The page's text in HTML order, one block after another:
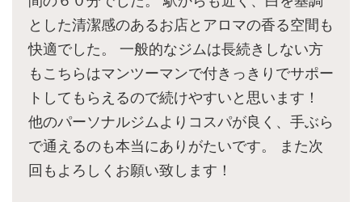
とした清潔感のあるお店とアロマの香る空間も
快適でした。 一般的なジムは長続きしない方
もこちらはマンツーマンで付きっきりでサポー
トしてもらえるので続けやすいと思います！
他のパーソナルジムよりコスパが良く、手ぶら
で通えるのも本当にありがたいです。 また次
回もよろしくお願い致します！